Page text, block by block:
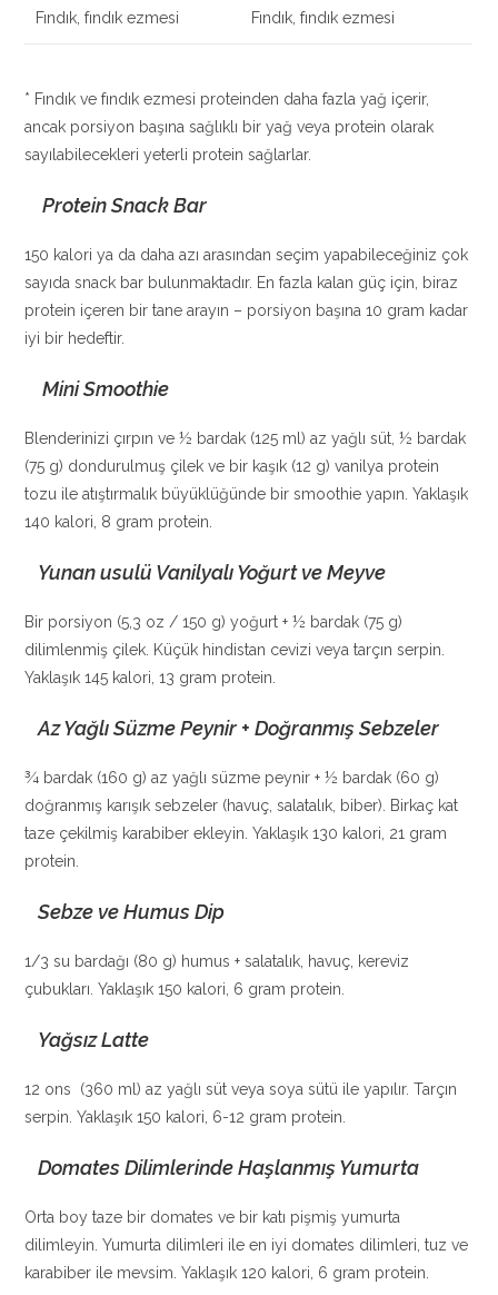
Fındık, fındık ezmesi Fındık, fındık ezmesi
* Fındık ve fındık ezmesi proteinden daha fazla yağ içerir,
ancak porsiyon başına sağlıklı bir yağ veya protein olarak
sayılabilecekleri yeterli protein sağlarlar.
Protein Snack Bar
150 kalori ya da daha azı arasından seçim yapabileceğiniz çok
sayıda snack bar bulunmaktadır. En fazla kalan güç için, biraz
protein içeren bir tane arayın – porsiyon başına 10 gram kadar
iyi bir hedeftir.
Mini Smoothie
Blenderinizi çırpın ve ½ bardak (125 ml) az yağlı süt, ½ bardak
(75 g) dondurulmuş çilek ve bir kaşık (12 g) vanilya protein
tozu ile atıştırmalık büyüklüğünde bir smoothie yapın. Yaklaşık
140 kalori, 8 gram protein.
Yunan usulü Vanilyalı Yoğurt ve Meyve
Bir porsiyon (5,3 oz / 150 g) yoğurt + ½ bardak (75 g)
dilimlenmiş çilek. Küçük hindistan cevizi veya tarçın serpin.
Yaklaşık 145 kalori, 13 gram protein.
Az Yağlı Süzme Peynir + Doğranmış Sebzeler
¾ bardak (160 g) az yağlı süzme peynir + ½ bardak (60 g)
doğranmış karışık sebzeler (havuç, salatalık, biber). Birkaç kat
taze çekilmiş karabiber ekleyin. Yaklaşık 130 kalori, 21 gram
protein.
Sebze ve Humus Dip
1/3 su bardağı (80 g) humus + salatalık, havuç, kereviz
çubukları. Yaklaşık 150 kalori, 6 gram protein.
Yağsız Latte
12 ons (360 ml) az yağlı süt veya soya sütü ile yapılır. Tarçın
serpin. Yaklaşık 150 kalori, 6-12 gram protein.
Domates Dilimlerinde Haşlanmış Yumurta
Orta boy taze bir domates ve bir katı pişmiş yumurta
dilimleyin. Yumurta dilimleri ile en iyi domates dilimleri, tuz ve
karabiber ile mevsim. Yaklaşık 120 kalori, 6 gram protein.